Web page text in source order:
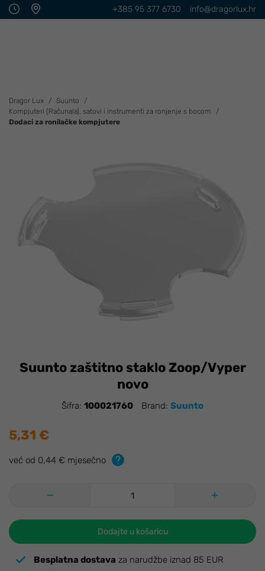
info@dragorlux.hr
+385 95 377 6730
Dragor Lux
Suunto
Kompjuteri (Računala), satovi i instrumenti za ronjenje s bocom
Dodaci za ronilačke kompjutere
Suunto zaštitno staklo Zoop/Vyper
novo
Šifra: 100021760 Brand: Suunto
5,31 €
već od 0,44 € mjesečno
Dodajte u košaricu
Besplatna dostava za narudžbe iznad 85 EUR